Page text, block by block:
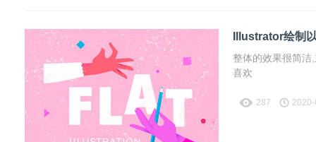
Illustrator绘制
整体的效果很简洁
喜欢
287